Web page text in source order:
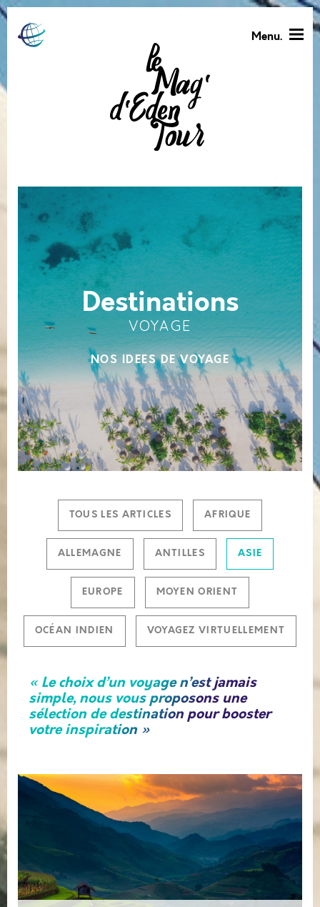
Menu.
Destinations
VOYAGE
NOS IDEES DE VOYAGE
TOUS LES ARTICLES AFRIQUE
ALLEMAGNE ANTILLES ASIE
EUROPE MOYEN ORIENT
OCÉAN INDIEN VOYAGEZ VIRTUELLEMENT
« Le choix d’un voyage n’est jamais
simple, nous vous proposons une
sélection de destination pour booster
votre inspiration »